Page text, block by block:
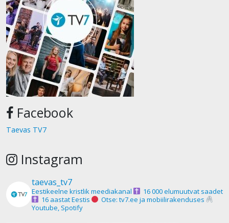
Facebook
Taevas TV7
Instagram
taevas_tv7
Eestikeelne kristlik meediakanal
16 000 elumuutvat saadet
16 aastat Eestis
Otse: tv7.ee ja mobiilirakenduses
Youtube, Spotify